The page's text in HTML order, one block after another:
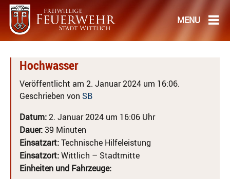
Hochwasser
Veröffentlicht am 2. Januar 2024 um 16:06.
Geschrieben von SB
Datum:2. Januar 2024 um 16:06 Uhr
Dauer:39 Minuten
Einsatzart:Technische Hilfeleistung
Einsatzort:Wittlich – Stadtmitte
Einheiten und Fahrzeuge: